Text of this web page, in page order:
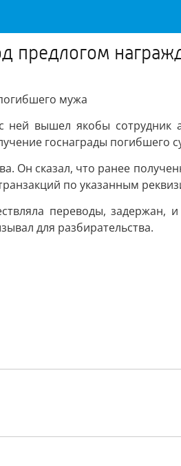
предлогом
мужа
ней вышел якобы
госнаграды погибшего
Он сказал, что ранее
по указанным
переводы, задержан,
для разбирательства.